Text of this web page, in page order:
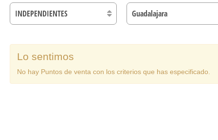
Lo sentimos
No hay Puntos de venta con los criterios que has especificado.